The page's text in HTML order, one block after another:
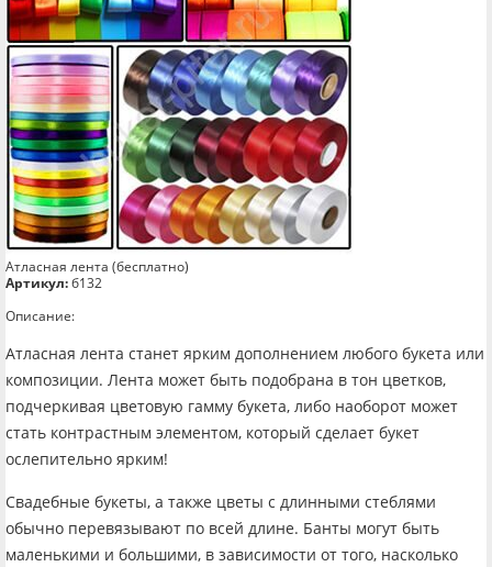
Атласная лента (бесплатно)
Артикул:б132
Описание:
Атласная лента станет ярким дополнением любого букета или
композиции. Лента может быть подобрана в тон цветков,
подчеркивая цветовую гамму букета, либо наоборот может
стать контрастным элементом, который сделает букет
ослепительно ярким!
Свадебные букеты, а также цветы с длинными стеблями
обычно перевязывают по всей длине. Банты могут быть
маленькими и большими, в зависимости от того, насколько